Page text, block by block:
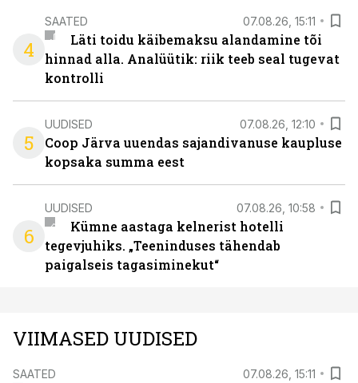
4
SAATED 07.08.26, 15:11
Läti toidu käibemaksu alandamine tõi
hinnad alla. Analüütik: riik teeb seal tugevat
kontrolli
5
UUDISED 07.08.26, 12:10
Coop Järva uuendas sajandivanuse kaupluse
kopsaka summa eest
6
UUDISED 07.08.26, 10:58
Kümne aastaga kelnerist hotelli
tegevjuhiks. „Teeninduses tähendab
paigalseis tagasiminekut“
VIIMASED UUDISED
SAATED 07.08.26, 15:11